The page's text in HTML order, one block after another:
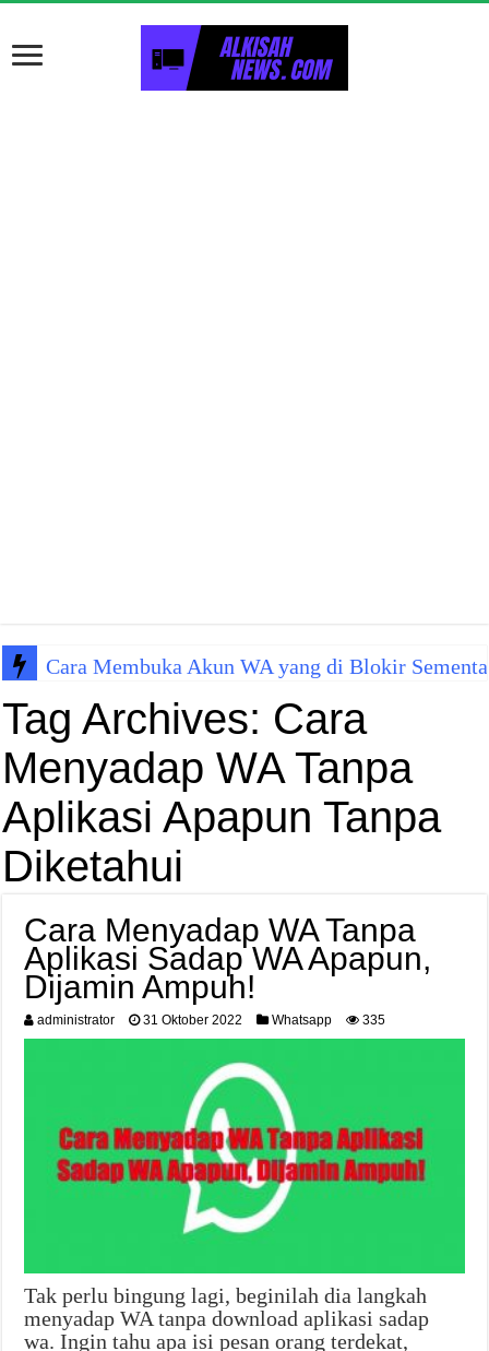
Cara Membuka Akun WA yang di Blokir
Tag Archives: Cara
Menyadap WA Tanpa
Aplikasi Apapun Tanpa
Diketahui
Cara Menyadap WA Tanpa
Aplikasi Sadap WA Apapun,
Dijamin Ampuh!
administrator 31 Oktober 2022 Whatsapp 335
Tak perlu bingung lagi, beginilah dia langkah
menyadap WA tanpa download aplikasi sadap
wa. Ingin tahu apa isi pesan orang terdekat,